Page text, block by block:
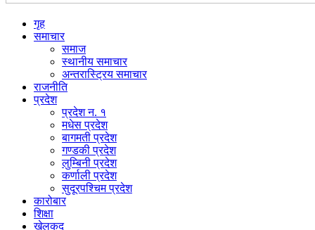
गृह
समाचार
समाज
स्थानीय समाचार
अन्तरास्ट्रिय समाचार
राजनीति
प्रदेश
प्रदेश न. १
मधेस प्रदेश
बागमती प्रदेश
गण्डकी प्रदेश
लुम्बिनी प्रदेश
कर्णाली प्रदेश
सुदूरपश्चिम प्रदेश
कारोबार
शिक्षा
खेलकुद